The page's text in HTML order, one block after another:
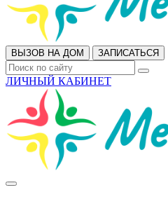
ВЫЗОВ НА ДОМ ЗАПИСАТЬСЯ
ЛИЧНЫЙ КАБИНЕТ